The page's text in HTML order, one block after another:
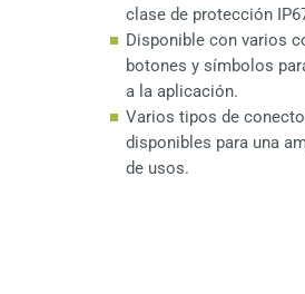
clase de protección
Disponible con varios
botones y símbolos
a la aplicación.
Varios tipos de
disponibles para una
de usos.